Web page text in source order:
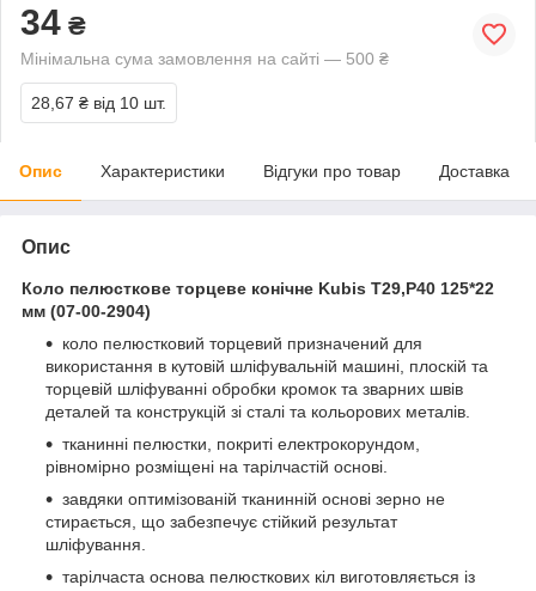
34 ₴
Мінімальна сума замовлення на сайті — 500 ₴
28,67 ₴ від 10 шт.
Опис Характеристики Відгуки про товар Доставка
Опис
Коло пелюсткове торцеве конічне Kubis Т29,P40 125*22
мм (07-00-2904)
коло пелюстковий торцевий призначений для
використання в кутовій шліфувальній машині, плоскій та
торцевій шліфуванні обробки кромок та зварних швів
деталей та конструкцій зі сталі та кольорових металів.
тканинні пелюстки, покриті електрокорундом,
рівномірно розміщені на тарілчастій основі.
завдяки оптимізованій тканинній основі зерно не
стирається, що забезпечує стійкий результат
шліфування.
тарілчаста основа пелюсткових кіл виготовляється із